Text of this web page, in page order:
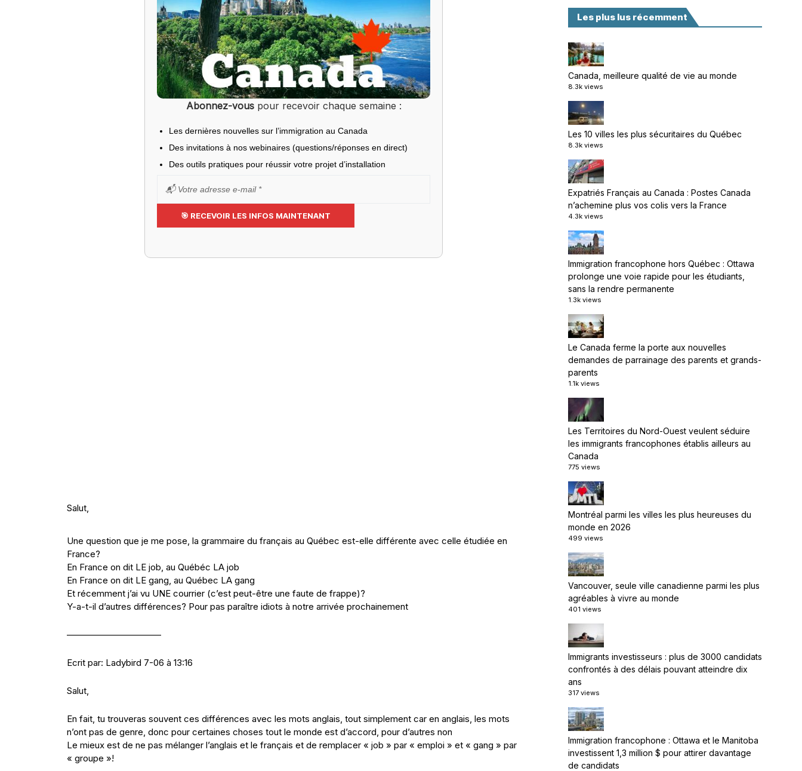
Abonnez-vouspour recevoir chaque semaine :
Les dernières nouvelles sur l’immigration au Canada
Des invitations à nos webinaires (questions/réponses en direct)
Des outils pratiques pour réussir votre projet d’installation
Salut,
Une question que je me pose, la grammaire du français au Québec est-elle différente avec celle étudiée en
France?
En France on dit LE job, au Québéc LA job
En France on dit LE gang, au Québec LA gang
Et récemment j’ai vu UNE courrier (c’est peut-être une faute de frappe)?
Y-a-t-il d’autres différences? Pour pas paraître idiots à notre arrivée prochainement
——————————–
Ecrit par: Ladybird 7-06 à 13:16
Salut,
En fait, tu trouveras souvent ces différences avec les mots anglais, tout simplement car en anglais, les mots
n’ont pas de genre, donc pour certaines choses tout le monde est d’accord, pour d’autres non
Le mieux est de ne pas mélanger l’anglais et le français et de remplacer « job » par « emploi » et « gang » par
« groupe »!
Les plus lus récemment
Canada, meilleure qualité de vie au monde
8.3k views
Les 10 villes les plus sécuritaires du Québec
8.3k views
Expatriés Français au Canada : Postes Canada
n’achemine plus vos colis vers la France
4.3k views
Immigration francophone hors Québec : Ottawa
prolonge une voie rapide pour les étudiants,
sans la rendre permanente
1.3k views
Le Canada ferme la porte aux nouvelles
demandes de parrainage des parents et grands-
parents
1.1k views
Les Territoires du Nord-Ouest veulent séduire
les immigrants francophones établis ailleurs au
Canada
775 views
Montréal parmi les villes les plus heureuses du
monde en 2026
499 views
Vancouver, seule ville canadienne parmi les plus
agréables à vivre au monde
401 views
Immigrants investisseurs : plus de 3000 candidats
confrontés à des délais pouvant atteindre dix
ans
317 views
Immigration francophone : Ottawa et le Manitoba
investissent 1,3 million $ pour attirer davantage
de candidats